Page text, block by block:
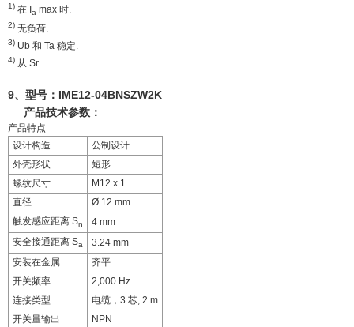
1) 在 Ia max 时.
2) 无负荷.
3) Ub 和 Ta 稳定.
4) 从 Sr.
9、型号： IME12-04BNSZW2K
产品技术参数：
产品特点
设计构造
公制设计
外壳形状
短形
螺纹尺寸
M12 x 1
直径
Ø 12 mm
触发感应距离 Sn
4 mm
安全接通距离 Sa
3.24 mm
安装在金属
齐平
开关频率
2,000 Hz
连接类型
电缆，3 芯, 2 m
开关量输出
NPN